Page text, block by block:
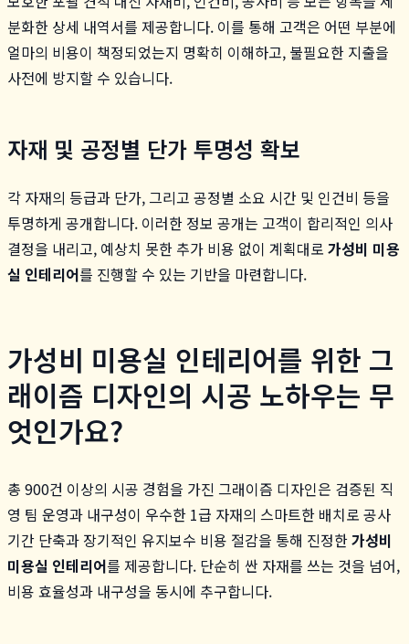
분화한 상세 내역서를 제공합니다. 이를 통해 고객은 어떤 부분에
얼마의 비용이 책정되었는지 명확히 이해하고, 불필요한 지출을
사전에 방지할 수 있습니다.
자재 및 공정별 단가 투명성 확보
각 자재의 등급과 단가, 그리고 공정별 소요 시간 및 인건비 등을
투명하게 공개합니다. 이러한 정보 공개는 고객이 합리적인 의사
결정을 내리고, 예상치 못한 추가 비용 없이 계획대로 가성비 미용
실 인테리어를 진행할 수 있는 기반을 마련합니다.
가성비 미용실 인테리어를 위한 그
래이즘 디자인의 시공 노하우는 무
엇인가요?
총 900건 이상의 시공 경험을 가진 그래이즘 디자인은 검증된 직
영 팀 운영과 내구성이 우수한 1급 자재의 스마트한 배치로 공사
기간 단축과 장기적인 유지보수 비용 절감을 통해 진정한가성비
미용실 인테리어를 제공합니다. 단순히 싼 자재를 쓰는 것을 넘어,
비용 효율성과 내구성을 동시에 추구합니다.